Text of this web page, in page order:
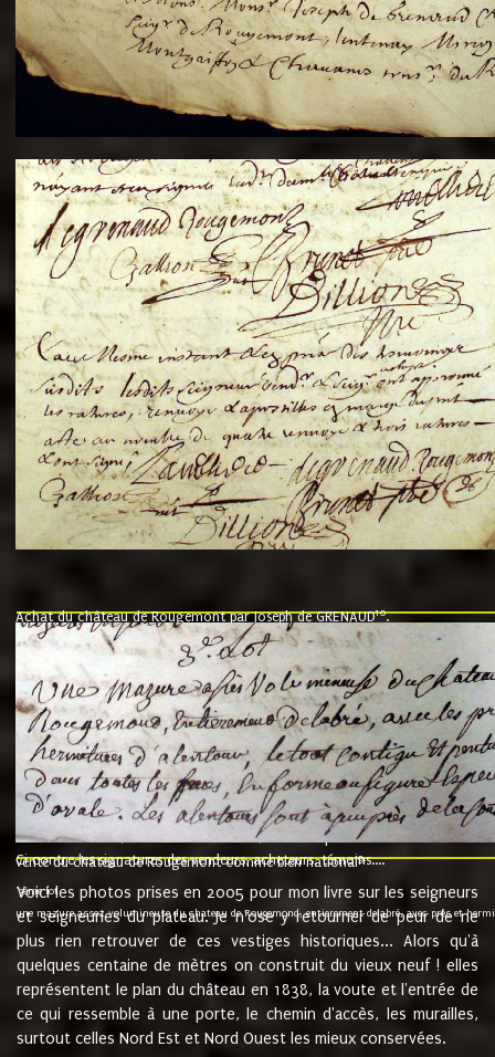
Achat du château de Rougemont par Joseph de GRENAUD10.
"l'an mil six cent soixante treze le ving neuvième jour du mois de
nommé fut présent Messire Claude Guillaume de Moyriat chevalier baron
vend, purement simplement et irrevocablement a monseigneur monsieur
et chavannes conseiller du roy au parlement de Bourgogne, present et
que le dit seigneur Baron de la Vellière a sur ses hommes, indivisables et
de la Velliere tout ainsi et comme le dit seigneur Baron et ses
présent......"
suivent les rentes, donation des terriers, etc... au prix de 880 livre louis
Ci contre les signatures des vendeurs, acheteurs, témoins....
vente du château de Rougemont comme bien national9.
"3ème lot
une mazure assez volumineuse du chateau de Rougemond, entierement delabré, avec près et
Voici les photos prises en 2005 pour mon livre sur les seigneurs
et seigneuries du plateau. Je n'ose y retourner de peur de ne
plus rien retrouver de ces vestiges historiques... Alors qu'à
quelques centaine de mètres on construit du vieux neuf ! elles
représentent le plan du château en 1838, la voute et l'entrée de
ce qui ressemble à une porte, le chemin d'accès, les murailles,
surtout celles Nord Est et Nord Ouest les mieux conservées.